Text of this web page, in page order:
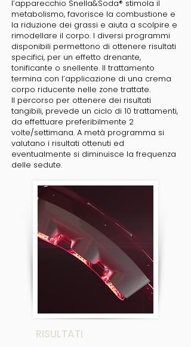
l’apparecchio Snella&Soda® stimola il
metabolismo, favorisce la combustione e
la riduzione dei grassi e aiuta a scolpire e
rimodellare il corpo. I diversi programmi
disponibili permettono di ottenere risultati
specifici, per un effetto drenante,
tonificante o snellente. Il trattamento
termina con l’applicazione di una crema
corpo riducente nelle zone trattate.
Il percorso per ottenere dei risultati
tangibili, prevede un ciclo di 10 trattamenti,
da effettuare preferibilmente 2
volte/settimana. A metà programma si
valutano i risultati ottenuti ed
eventualmente si diminuisce la frequenza
delle sedute.
RISULTATI